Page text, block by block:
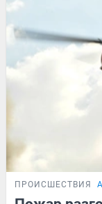
ПРОИСШЕСТВИЯ